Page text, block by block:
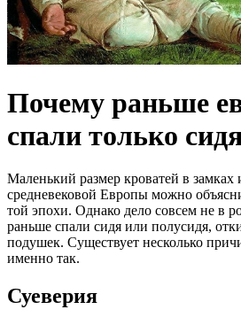
Почему раньше
спали только
Маленький размер кроватей в замках
средневековой Европы можно
той эпохи. Однако дело совсем не в
раньше спали сидя или полусидя,
подушек. Существует несколько
именно так.
Суеверия